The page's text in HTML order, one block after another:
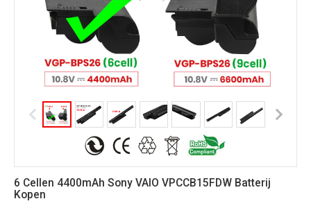
6 Cellen 4400mAh Sony VAIO VPCCB15FDW Batterij
Kopen